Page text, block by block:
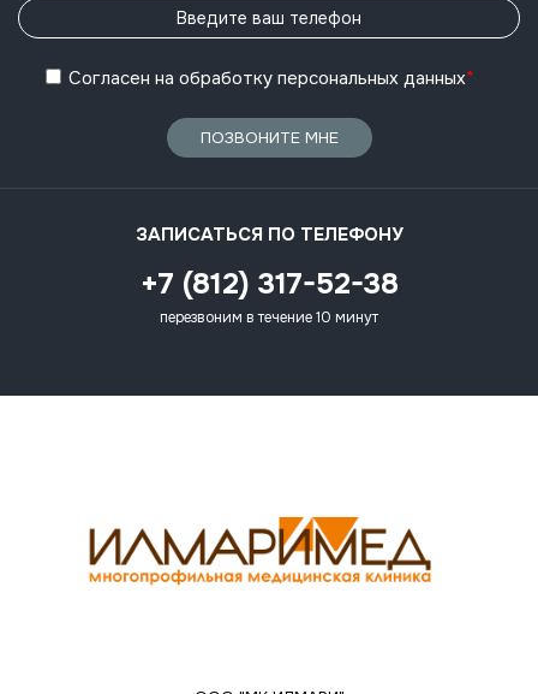
Согласен на обработку персональных данных*
ПОЗВОНИТЕ МНЕ
ЗАПИСАТЬСЯ ПО ТЕЛЕФОНУ
+7 (812) 317-52-38
перезвоним в течение 10 минут